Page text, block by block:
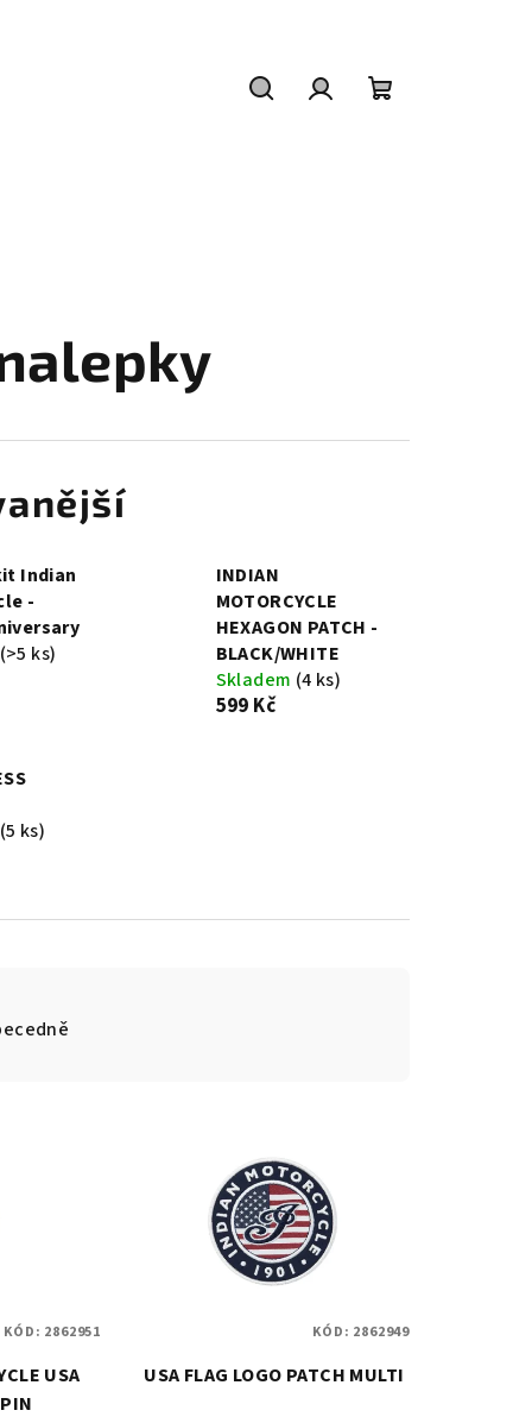
Indian
-
(>5 ks)
INDIAN
MOTORCYCLE
HEXAGON PATCH -
BLACK/WHITE
Skladem (4 ks)
599 Kč
(5 ks)
USA
KÓD: 2862951
USA FLAG LOGO PATCH MULTI
KÓD: 2862949